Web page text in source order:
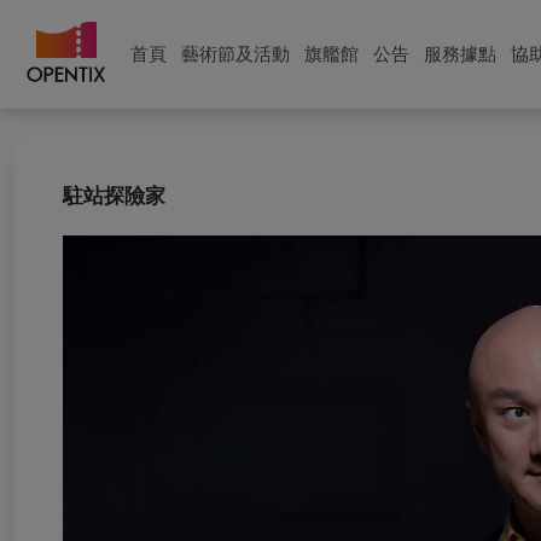
首頁 藝術節及活動 旗艦館 公告 服務據點 協
駐站探險家